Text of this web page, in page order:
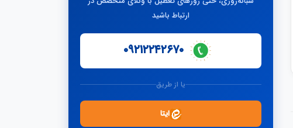
ارتباط باشید
۰۹۲۱۲۲۴۲۶۷۰
یا از طریق
ایتا